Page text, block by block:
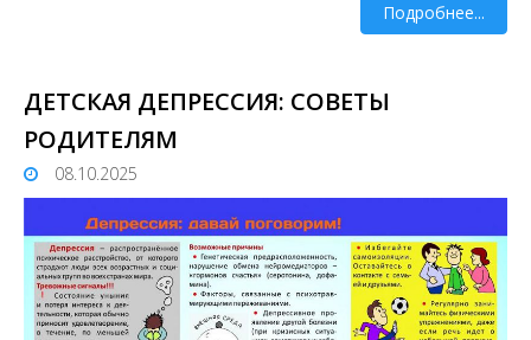
Подробнее...
ДЕТСКАЯ ДЕПРЕССИЯ: СОВЕТЫ
РОДИТЕЛЯМ
08.10.2025